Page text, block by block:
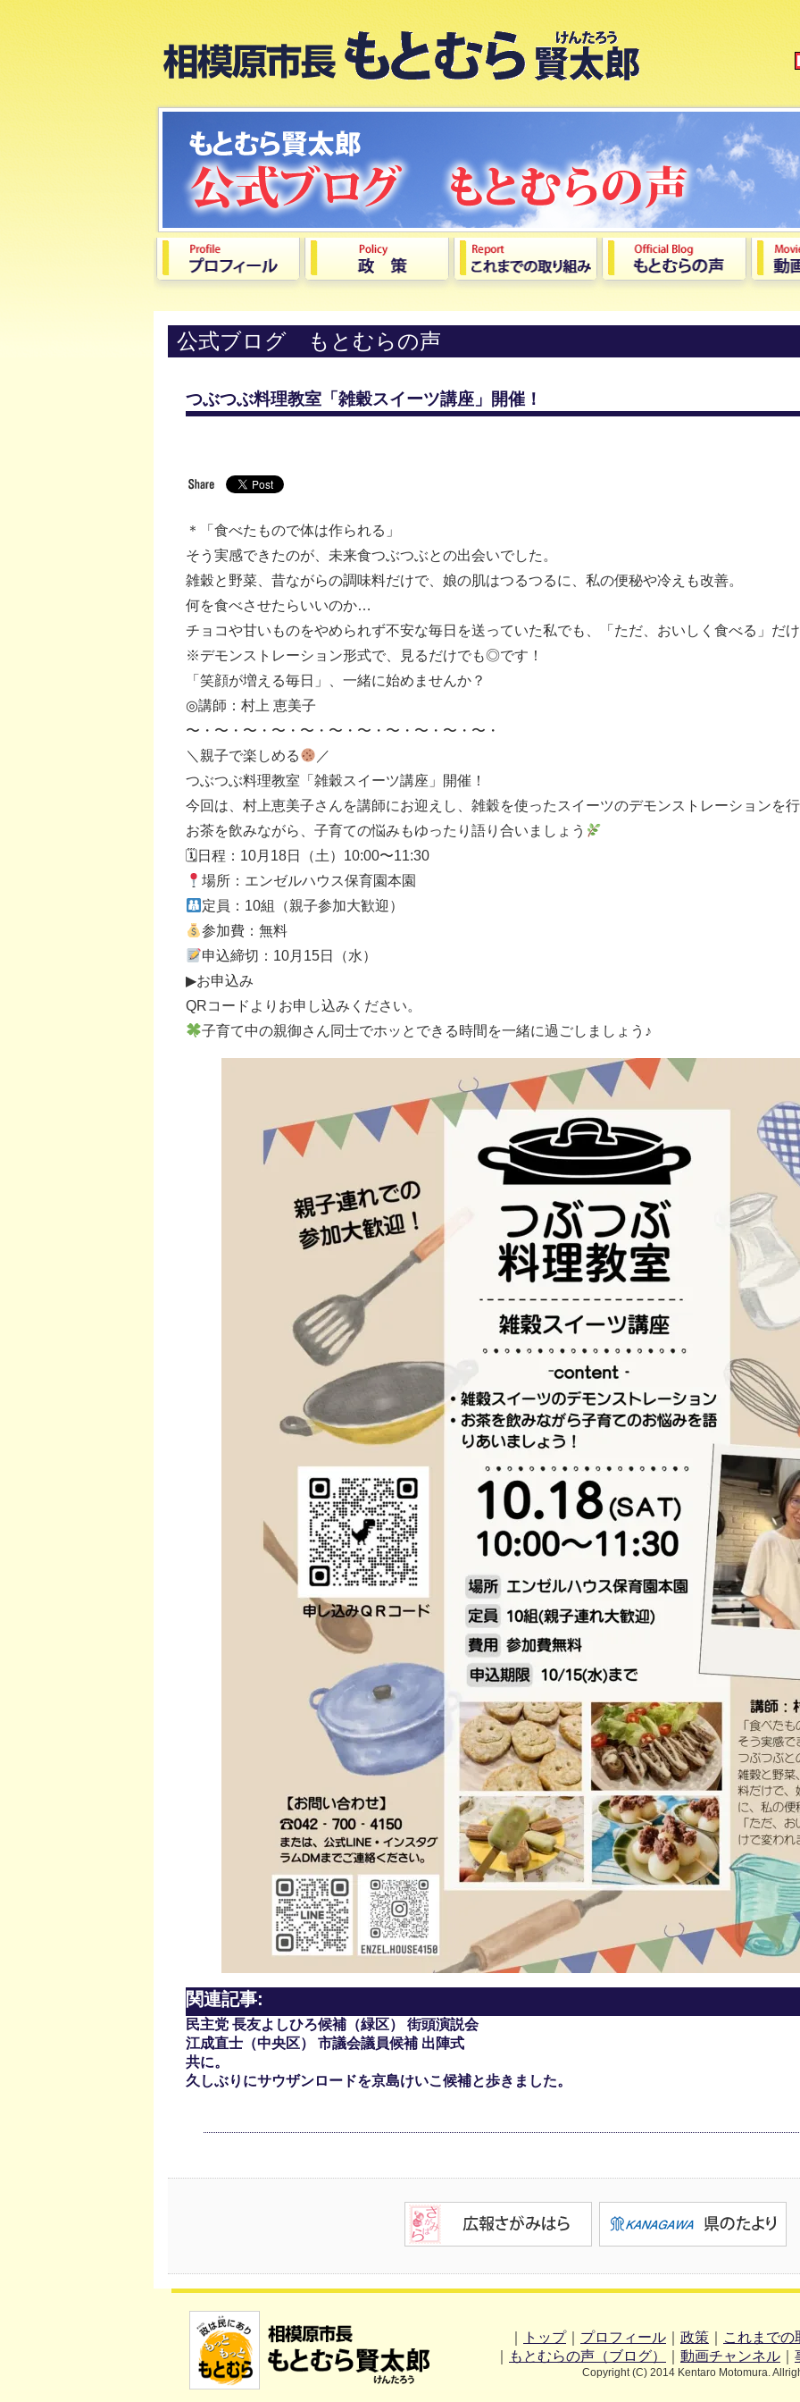
公式ブログ もとむらの声
つぶつぶ料理教室「雑穀スイーツ講座」開催！
＊「食べたもので体は作られる」
そう実感できたのが、未来食つぶつぶとの出会いでした。
雑穀と野菜、昔ながらの調味料だけで、娘の肌はつるつるに、私の便秘や冷えも改善。
何を食べさせたらいいのか…
チョコや甘いものをやめられず不安な毎日を送っていた私でも、「ただ、おいしく食べる」だ
※デモンストレーション形式で、見るだけでも◎です！
「笑顔が増える毎日」、一緒に始めませんか？
◎講師：村上 恵美子
〜・〜・〜・〜・〜・〜・〜・〜・〜・〜・〜・
＼親子で楽しめる
／
つぶつぶ料理教室「雑穀スイーツ講座」開催！
今回は、村上恵美子さんを講師にお迎えし、雑穀を使ったスイーツのデモンストレーションを
お茶を飲みながら、子育ての悩みもゆったり語り合いましょう
🗓日程：10月18日（土）10:00〜11:30
場所：エンゼルハウス保育園本園
定員：10組（親子参加大歓迎）
参加費：無料
申込締切：10月15日（水）
▶お申込み
QRコードよりお申し込みください。
子育て中の親御さん同士でホッとできる時間を一緒に過ごしましょう♪
関連記事:
民主党 長友よしひろ候補（緑区） 街頭演説会
江成直士（中央区） 市議会議員候補 出陣式
共に。
久しぶりにサウザンロードを京島けいこ候補と歩きました。
トップ プロフィール 政策
これまでの
もとむらの声（ブログ） 動画チャンネル
Copyright (C) 2014 Kentaro Motomura.